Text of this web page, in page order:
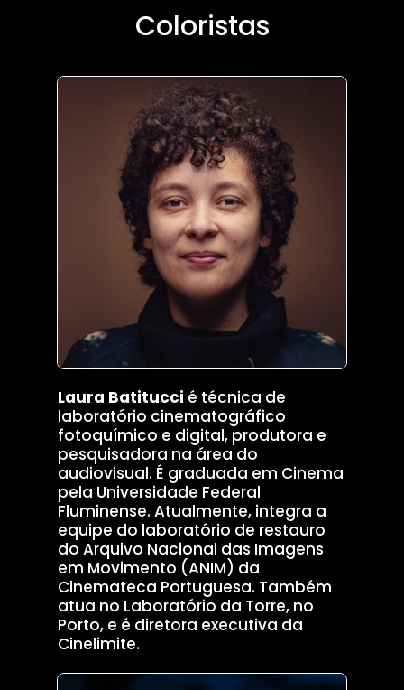
Coloristas
Laura Batitucci é técnica de
laboratório cinematográfico
fotoquímico e digital, produtora e
pesquisadora na área do
audiovisual. É graduada em Cinema
pela Universidade Federal
Fluminense. Atualmente, integra a
equipe do laboratório de restauro
do Arquivo Nacional das Imagens
em Movimento (ANIM) da
Cinemateca Portuguesa. Também
atua no Laboratório da Torre, no
Porto, e é diretora executiva da
Cinelimite.